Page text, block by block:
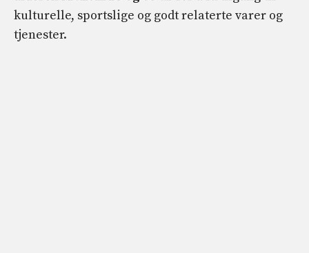
kulturelle, sportslige og godt relaterte varer og
tjenester.